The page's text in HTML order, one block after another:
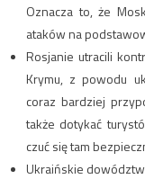
Oznacza to, że
ataków na
Rosjanie utracili
Krymu, z powodu
coraz bardziej
także dotykać
czuć się tam
Ukraińskie